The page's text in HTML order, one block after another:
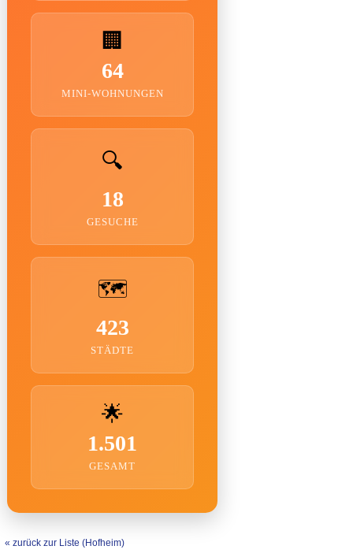
🏢
64
MINI-WOHNUNGEN
🔍
18
GESUCHE
🗺️
423
STÄDTE
🌟
1.501
GESAMT
« zurück zur Liste (Hofheim)